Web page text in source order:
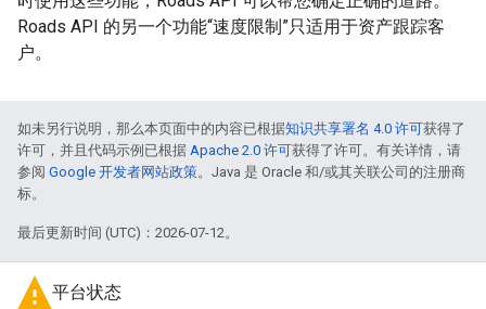
Roads API 的另一个功能“速度限制”只适用于资产跟踪客
户。
如未另行说明，那么本页面中的内容已根据知识共享署名 4.0 许可获得了
许可，并且代码示例已根据 Apache 2.0 许可获得了许可。有关详情，请
参阅 Google 开发者网站政策。Java 是 Oracle 和/或其关联公司的注册商
标。
最后更新时间 (UTC)：2026-07-12。
平台状态